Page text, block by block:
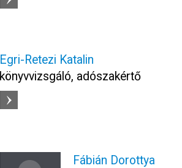
Egri-Retezi Katalin
könyvvizsgáló, adószakértő
Fábián Dorottya